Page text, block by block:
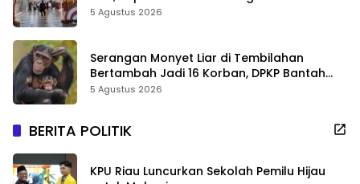
Sejarah Riau
5 Agustus 2026
Serangan Monyet Liar di Tembilahan
Bertambah Jadi 16 Korban, DPKP Bantah
Video Gerombolan Viral
5 Agustus 2026
BERITA POLITIK
KPU Riau Luncurkan Sekolah Pemilu Hijau